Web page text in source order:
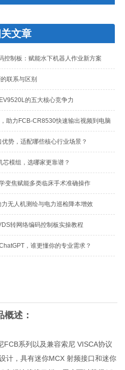
文章
控制板：赋能水下机器人作业新方案
联系与区别
的五大核心竞争力
助力FCB-CR8530快速输出视频到电脑
势，适配哪些核心行业场景？
模组，选哪家更靠谱？
变焦赋能多类临床手术准确操作
无人机测绘与电力巡检降本增效
转网络编码控制板实操教程
，谁更懂你的专业需求？
述：
FCB系列以及兼容索尼 VISCA协议
计，具有迷你MCX 射频接口和迷你